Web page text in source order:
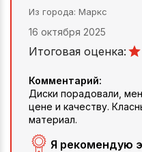
Из города Маркс
16 октября 2025
Итоговая оценка:
Комментарий:
Диски порадовали,
цене и качеству.
материал.
Я рекомендую